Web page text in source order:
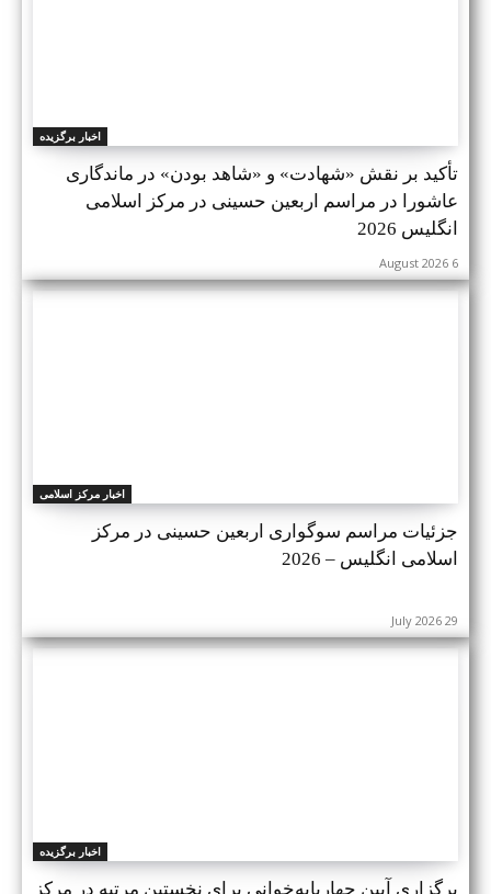
اخبار برگزیده
تأکید بر نقش «شهادت» و «شاهد بودن» در ماندگاری
عاشورا در مراسم اربعین حسینی در مرکز اسلامی
انگلیس 2026
6 August 2026
اخبار مرکز اسلامی
جزئیات مراسم سوگواری اربعین حسینی در مرکز
اسلامی انگلیس – 2026
29 July 2026
اخبار برگزیده
برگزاری آیین چهارپایه‌خوانی برای نخستین مرتبه در مرکز